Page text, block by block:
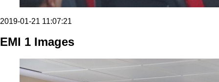
2019-01-21 11:07:21
EMI 1 Images